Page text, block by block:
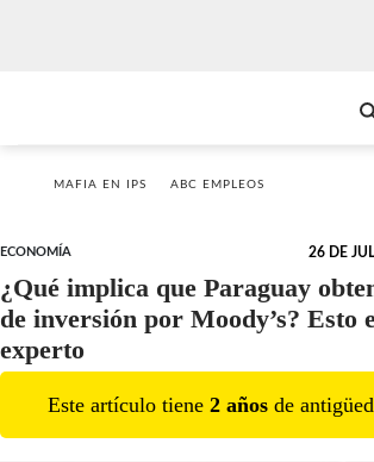
MAFIA EN IPS ABC EMPLEOS
ECONOMÍA 26 DE
¿Qué implica que Paraguay
de inversión por Moody’s? Esto
experto
Este artículo tiene 2 años de